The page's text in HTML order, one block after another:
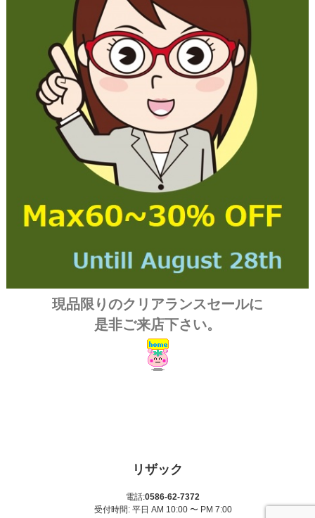
現品限りのクリアランスセールに
是非ご来店下さい。
リザック
電話:0586-62-7372
受付時間: 平日 AM 10:00 〜 PM 7:00